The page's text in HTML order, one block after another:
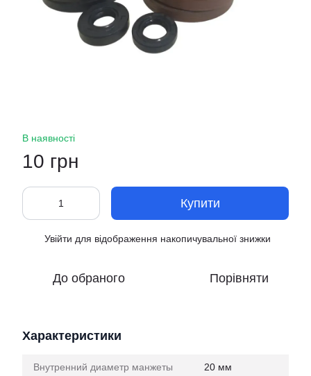
В наявності
10 грн
Купити
Увійти для відображення накопичувальної знижки
До обраного Порівняти
Характеристики
Внутренний диаметр манжеты 20 мм